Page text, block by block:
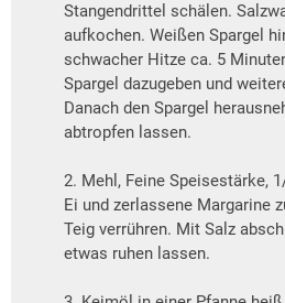
Stangendrittel schälen.
aufkochen. Weißen Spargel
schwacher Hitze ca. 5
Spargel dazugeben und
Danach den Spargel
abtropfen lassen.
2. Mehl, Feine Speisestärke,
Ei und zerlassene Margarine
Teig verrühren. Mit Salz
etwas ruhen lassen.